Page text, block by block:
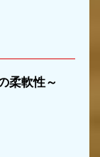
柔軟性～